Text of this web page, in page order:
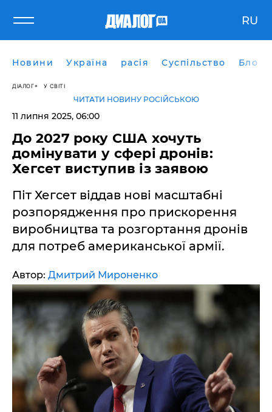
RU
Новини Україна расія Суспільство Блоги
ДІАЛОГ У СВІТІ
ЧИТАТИ НОВИНУ РОСІЙСЬКОЮ
11 липня 2025, 06:00
До 2027 року США хочуть
домінувати у сфері дронів:
Хегсет виступив із заявою
Піт Хегсет віддав нові масштабні
розпорядження про прискорення
виробництва та розгортання дронів
для потреб американської армії.
Автор: Дмитрий Мироненко